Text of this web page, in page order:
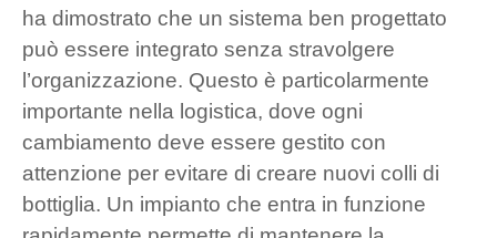
ha dimostrato che un sistema ben progettato
può essere integrato senza stravolgere
l’organizzazione. Questo è particolarmente
importante nella logistica, dove ogni
cambiamento deve essere gestito con
attenzione per evitare di creare nuovi colli di
bottiglia. Un impianto che entra in funzione